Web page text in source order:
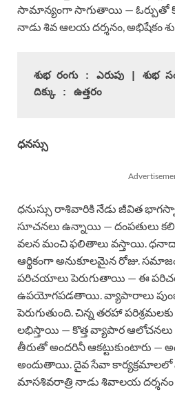
సామాన్యంగా సాగుతాయి — ఓర్పుతో
నాడు శివ ఆలయ దర్శనం, అభిషేకం
శుభ రంగు : ఎరుపు | శుభ
దిక్కు : ఉత్తరం
ధనస్సు
ధనుస్సు రాశివారికి నేడు జీవిత
సూచనలు ఉన్నాయి — దంపతులు
వలన మంచి ఫలితాలు వస్తాయి.
ఆర్థికంగా అనుకూలమైన రోజు.
పరిచయాలు పెరుగుతాయి — ఈ
ఉపయోగపడతాయి. వ్యాపారాలు
పెరుగుతుంది. చిన్న తరహా
లభిస్తాయి — కొత్త వ్యాపార ఆలోచనలు
తీరుతో అందరినీ ఆకట్టుకుంటారు —
అందుతాయి. దైవ సేవా కార్యక్రమాలలో
మాసశివరాత్రి నాడు శివాలయ దర్శనం